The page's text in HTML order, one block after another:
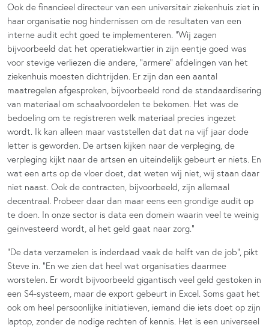
Ook de financieel directeur van een universitair ziekenhuis ziet in
haar organisatie nog hindernissen om de resultaten van een
interne audit echt goed te implementeren. “Wij zagen
bijvoorbeeld dat het operatiekwartier in zijn eentje goed was
voor stevige verliezen die andere, “armere” afdelingen van het
ziekenhuis moesten dichtrijden. Er zijn dan een aantal
maatregelen afgesproken, bijvoorbeeld rond de standaardisering
van materiaal om schaalvoordelen te bekomen. Het was de
bedoeling om te registreren welk materiaal precies ingezet
wordt. Ik kan alleen maar vaststellen dat dat na vijf jaar dode
letter is geworden. De artsen kijken naar de verpleging, de
verpleging kijkt naar de artsen en uiteindelijk gebeurt er niets. En
wat een arts op de vloer doet, dat weten wij niet, wij staan daar
niet naast. Ook de contracten, bijvoorbeeld, zijn allemaal
decentraal. Probeer daar dan maar eens een grondige audit op
te doen. In onze sector is data een domein waarin veel te weinig
geïnvesteerd wordt, al het geld gaat naar zorg.”
“De data verzamelen is inderdaad vaak de helft van de job”, pikt
Steve in. “En we zien dat heel wat organisaties daarmee
worstelen. Er wordt bijvoorbeeld gigantisch veel geld gestoken in
een S4-systeem, maar de export gebeurt in Excel. Soms gaat het
ook om heel persoonlijke initiatieven, iemand die iets doet op zijn
laptop, zonder de nodige rechten of kennis. Het is een universeel